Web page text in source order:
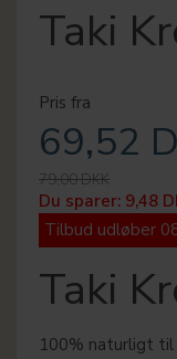
Taki
Pris fra
69,52
79,00 DKK
Du sparer: 9,48
Tilbud udløber
Taki
100% naturligt